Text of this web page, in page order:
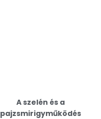
A szelén és a
pajzsmirigyműködés